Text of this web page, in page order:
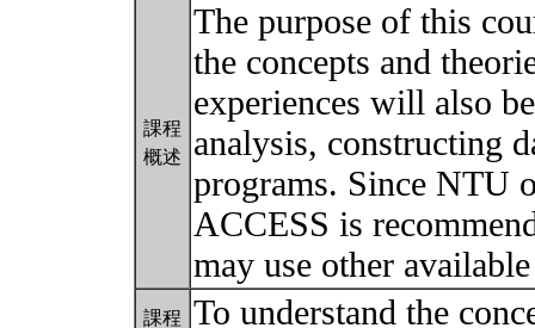
課程
概述
The purpose of this
the concepts and
experiences will also
analysis, constructing
programs. Since NTU
ACCESS is
may use other
課程
To understand the